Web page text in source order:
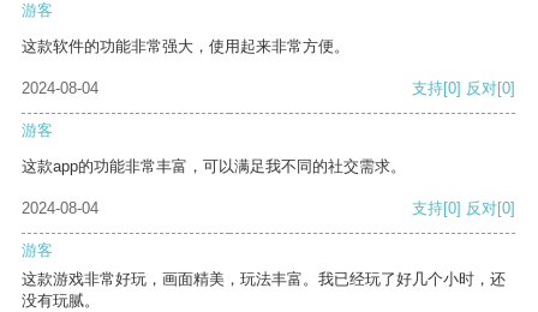
游客
这款软件的功能非常强大，使用起来非常方便。
2024-08-04 支持[0] 反对[0]
游客
这款app的功能非常丰富，可以满足我不同的社交需求。
2024-08-04 支持[0] 反对[0]
游客
这款游戏非常好玩，画面精美，玩法丰富。我已经玩了好几个小时，还
没有玩腻。